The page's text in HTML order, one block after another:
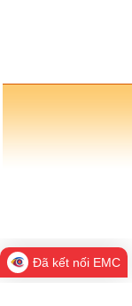
Đã kết nối EMC